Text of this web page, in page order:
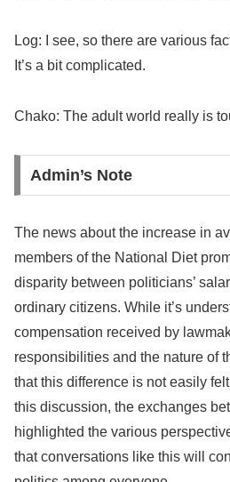
Log: I see, so there are various
It’s a bit complicated.
Chako: The adult world really is
Admin’s Note
The news about the increase in
members of the National Diet
disparity between politicians’
ordinary citizens. While it’s
compensation received by
responsibilities and the nature of
that this difference is not easily
this discussion, the exchanges
highlighted the various
that conversations like this will